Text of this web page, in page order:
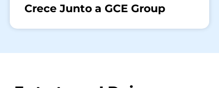
Crece Junto a GCE Group